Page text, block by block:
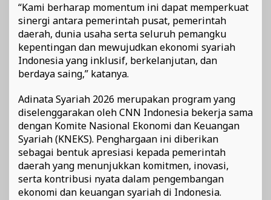
“Kami berharap momentum ini dapat memperkuat
sinergi antara pemerintah pusat, pemerintah
daerah, dunia usaha serta seluruh pemangku
kepentingan dan mewujudkan ekonomi syariah
Indonesia yang inklusif, berkelanjutan, dan
berdaya saing,” katanya.
Adinata Syariah 2026 merupakan program yang
diselenggarakan oleh CNN Indonesia bekerja sama
dengan Komite Nasional Ekonomi dan Keuangan
Syariah (KNEKS). Penghargaan ini diberikan
sebagai bentuk apresiasi kepada pemerintah
daerah yang menunjukkan komitmen, inovasi,
serta kontribusi nyata dalam pengembangan
ekonomi dan keuangan syariah di Indonesia.